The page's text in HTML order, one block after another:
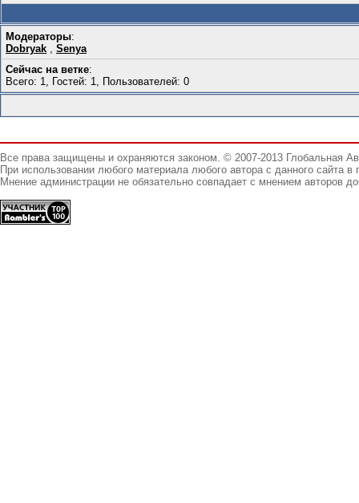
Модераторы:
Dobryаk , Senya
Сейчас на ветке:
Всего: 1, Гостей: 1, Пользователей: 0
Все права защищены и охраняются законом. © 2007-2013 Глобальная
При использовании любого материала любого автора с данного сайта
Мнение администрации не обязательно совпадает с мнением авторов